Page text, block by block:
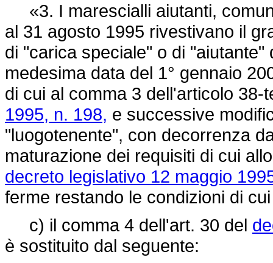
«3. I marescialli aiutanti,
al 31 agosto 1995 rivestivano il
di "carica speciale" o di
medesima data del 1° gennaio
di cui al comma 3 dell'articolo 38-
1995, n. 198, e successive
"luogotenente", con decorrenza
maturazione dei requisiti di cui
decreto legislativo 12 maggio
ferme restando le condizioni di
c) il comma 4 dell'art. 30 del
è sostituito dal seguente: